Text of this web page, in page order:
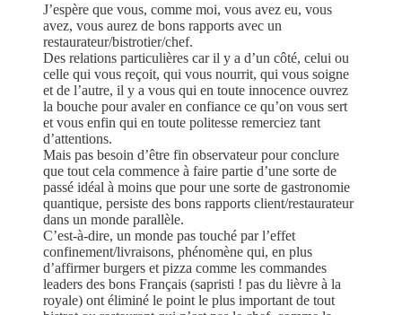
J’espère que vous, comme moi, vous avez eu, vous
avez, vous aurez de bons rapports avec un
restaurateur/bistrotier/chef.
Des relations particulières car il y a d’un côté, celui ou
celle qui vous reçoit, qui vous nourrit, qui vous soigne
et de l’autre, il y a vous qui en toute innocence ouvrez
la bouche pour avaler en confiance ce qu’on vous sert
et vous enfin qui en toute politesse remerciez tant
d’attentions.
Mais pas besoin d’être fin observateur pour conclure
que tout cela commence à faire partie d’une sorte de
passé idéal à moins que pour une sorte de gastronomie
quantique, persiste des bons rapports client/restaurateur
dans un monde parallèle.
C’est-à-dire, un monde pas touché par l’effet
confinement/livraisons, phénomène qui, en plus
d’affirmer burgers et pizza comme les commandes
leaders des bons Français (sapristi ! pas du lièvre à la
royale) ont éliminé le point le plus important de tout